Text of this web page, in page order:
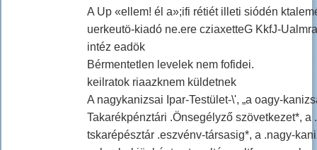
A Up «ellem! él a»;ifi rétiét illeti siódén
uerkeutö-kiadó ne.ere cziaxetteG KkfJ-
intéz eadök
Bérmentetlen levelek nem fofidei.
keilratok riaazknem küldetnek
A nagykanizsai Ipar-Testület-\', „a oagy-
Takarékpénztári .Önsegélyző szövetkezet*, a
tskarépésztár .eszvénv-társasig*, a .nagy-